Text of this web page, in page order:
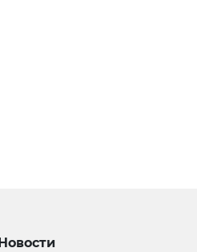
Новости